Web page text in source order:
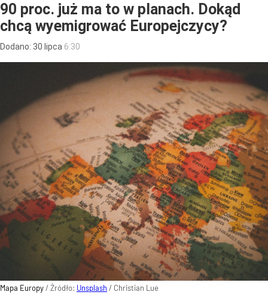
90 proc. już ma to w planach. Dokąd
chcą wyemigrować Europejczycy?
Dodano: 30 lipca 6:30
Mapa Europy/ Źródło: Unsplash / Christian Lue